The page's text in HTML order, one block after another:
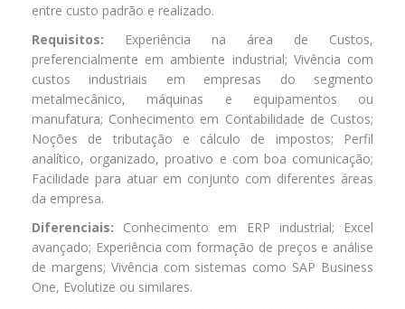
entre custo padrão e realizado.
Requisitos: Experiência na área de Custos,
preferencialmente em ambiente industrial; Vivência com
custos industriais em empresas do segmento
metalmecânico, máquinas e equipamentos ou
manufatura; Conhecimento em Contabilidade de Custos;
Noções de tributação e cálculo de impostos; Perfil
analítico, organizado, proativo e com boa comunicação;
Facilidade para atuar em conjunto com diferentes áreas
da empresa.
Diferenciais: Conhecimento em ERP industrial; Excel
avançado; Experiência com formação de preços e análise
de margens; Vivência com sistemas como SAP Business
One, Evolutize ou similares.